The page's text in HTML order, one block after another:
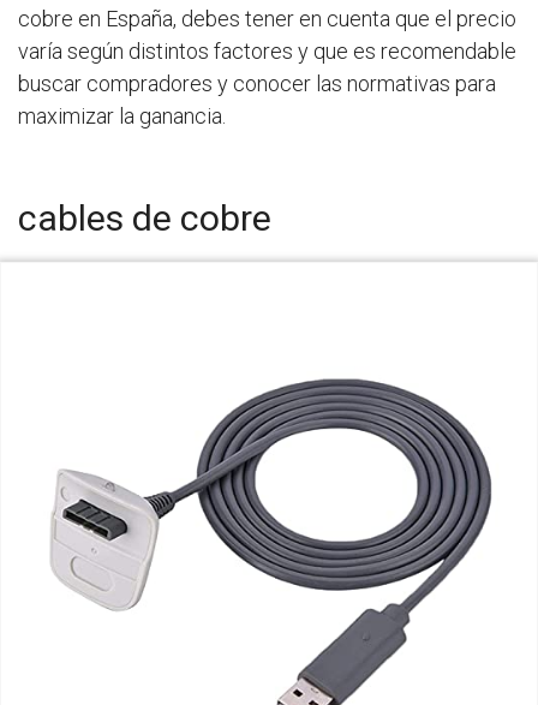
cobre en España, debes tener en cuenta que el precio
varía según distintos factores y que es recomendable
buscar compradores y conocer las normativas para
maximizar la ganancia.
cables de cobre